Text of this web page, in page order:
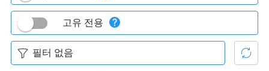
고유 전용